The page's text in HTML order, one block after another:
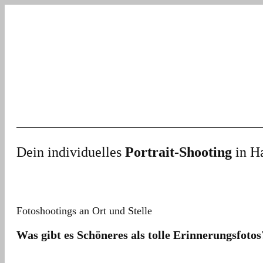
Dein individuelles Portrait-Shooting in
Fotoshootings an Ort und Stelle
Was gibt es Schöneres als tolle